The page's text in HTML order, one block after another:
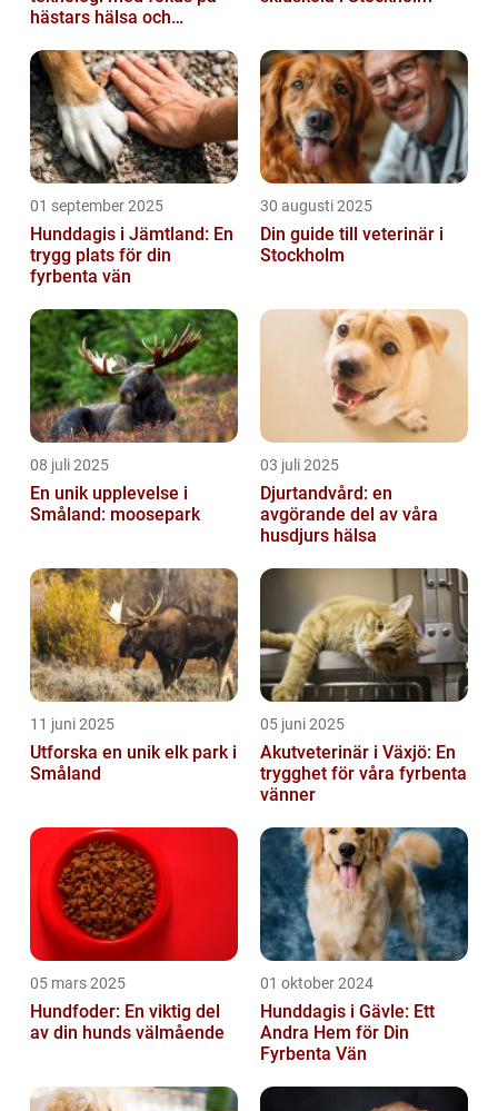
hästars hälsa och
01 september 2025
Hunddagis i Jämtland: En
trygg plats för din
fyrbenta vän
30 augusti 2025
Din guide till veterinär i
Stockholm
08 juli 2025
En unik upplevelse i
Småland: moosepark
03 juli 2025
Djurtandvård: en
avgörande del av våra
husdjurs hälsa
11 juni 2025
Utforska en unik elk park i
Småland
05 juni 2025
Akutveterinär i Växjö: En
trygghet för våra fyrbenta
vänner
05 mars 2025
Hundfoder: En viktig del
av din hunds välmående
01 oktober 2024
Hunddagis i Gävle: Ett
Andra Hem för Din
Fyrbenta Vän